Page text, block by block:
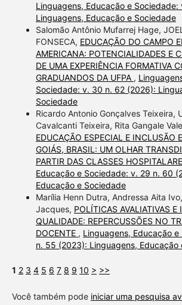
Linguagens, Educação e
Linguagens, Educação e Sociedade
Salomão Antônio Mufarrej Hage,
FONSECA, EDUCAÇÃO DO CAMPO
AMERICANA: POTENCIALIDADES E
DE UMA EXPERIÊNCIA FORMATIVA
GRADUANDOS DA UFPA ,
Sociedade: v. 30 n. 62 (2026):
Sociedade
Ricardo Antonio Gonçalves Teixeira,
Cavalcanti Teixeira, Rita Gangale
EDUCAÇÃO ESPECIAL E INCLUSÃO
GOIÁS, BRASIL: UM OLHAR
PARTIR DAS CLASSES
Educação e Sociedade: v. 29 n. 60
Educação e Sociedade
Marília Henn Dutra, Andressa Aita
Jacques, POLÍTICAS AVALIATIVAS E
QUALIDADE: REPERCUSSÕES NO
DOCENTE , Linguagens, Educação
n. 55 (2023): Linguagens, Educação
1 2 3 4 5 6 7 8 9 10 > >>
Você também pode iniciar uma pesquisa